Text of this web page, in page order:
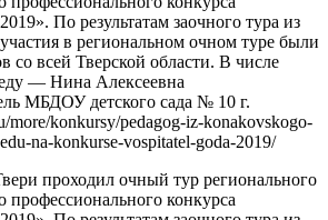
По результатам заочного тура из
в региональном очном туре были
со всей Тверской области. В числе
— Нина Алексеевна
МБДОУ детского сада № 10 г.
more/konkursy/pedagog-iz-konakovskogo-
na-konkurse-vospitatel-goda-2019/
проходил очный тур регионального
профессионального конкурса